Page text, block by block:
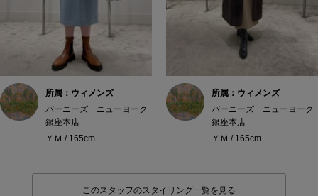
所属：ウィメンズ
バーニーズ ニューヨーク
銀座本店
ＹＭ / 165cm
所属：ウィメンズ
バーニーズ ニューヨーク
銀座本店
ＹＭ / 165cm
このスタッフのスタイリング一覧を見る